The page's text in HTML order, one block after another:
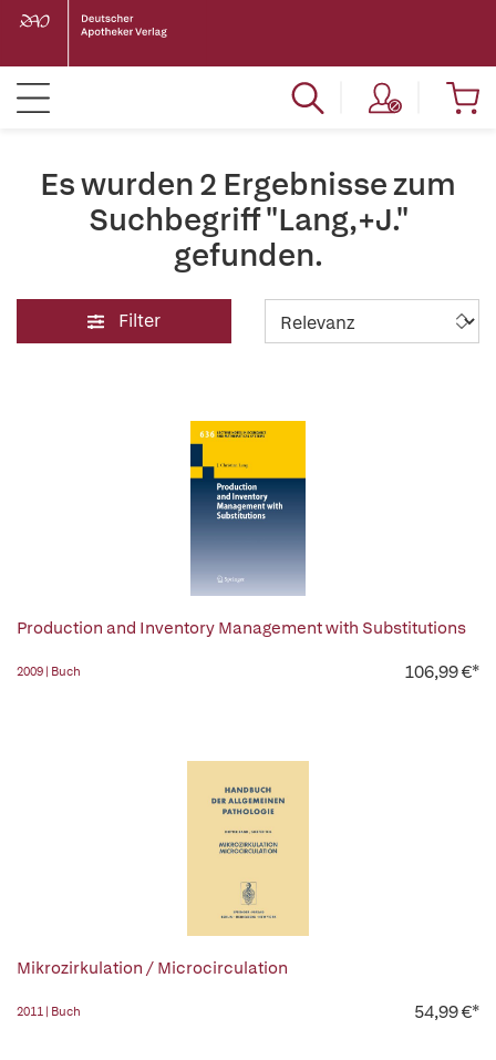
Es wurden 2 Ergebnisse zum
Suchbegriff "Lang,+J."
gefunden.
Filter
Production and Inventory Management with Substitutions
2009 | Buch 106,99 €*
Mikrozirkulation / Microcirculation
2011 | Buch 54,99 €*